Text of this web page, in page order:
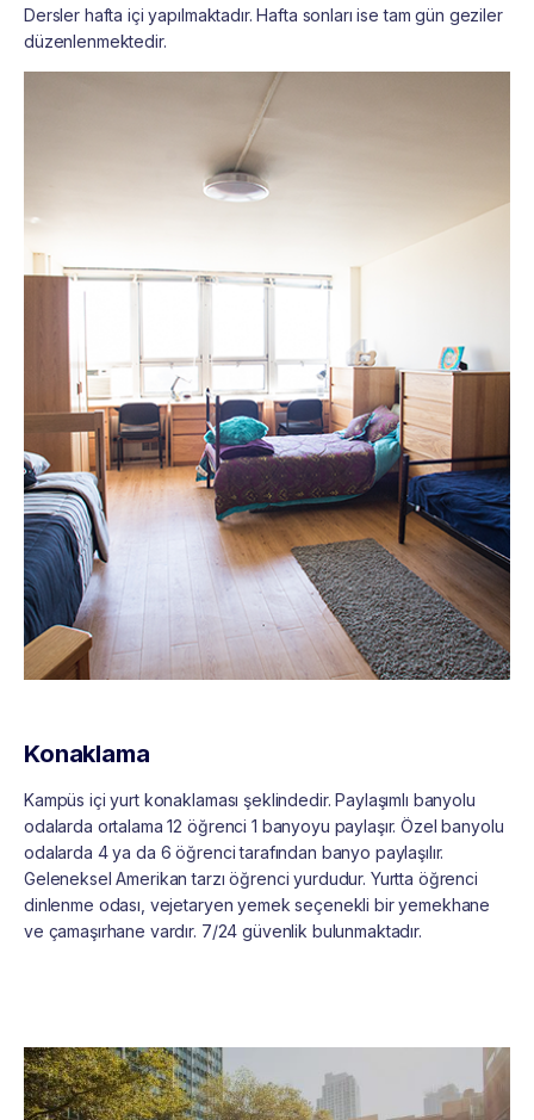
Dersler hafta içi yapılmaktadır. Hafta sonları ise tam gün geziler
düzenlenmektedir.
Konaklama
Kampüs içi yurt konaklaması şeklindedir. Paylaşımlı banyolu
odalarda ortalama 12 öğrenci 1 banyoyu paylaşır. Özel banyolu
odalarda 4 ya da 6 öğrenci tarafından banyo paylaşılır.
Geleneksel Amerikan tarzı öğrenci yurdudur. Yurtta öğrenci
dinlenme odası, vejetaryen yemek seçenekli bir yemekhane
ve çamaşırhane vardır. 7/24 güvenlik bulunmaktadır.